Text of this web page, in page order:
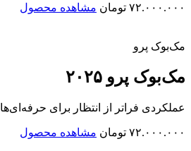
۷۲.۰۰۰.۰۰۰ تومان مشاهده محصول
مک‌بوک پرو
مک‌بوک پرو ۲۰۲۵
عملکردی فراتر از انتظار برای حرفه‌ای‌ها
۷۲.۰۰۰.۰۰۰ تومان مشاهده محصول